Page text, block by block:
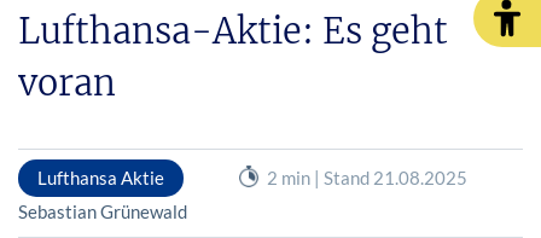
Lufthansa-Aktie: Es geht
voran
Lufthansa Aktie
2 min | Stand 21.08.2025
Sebastian Grünewald